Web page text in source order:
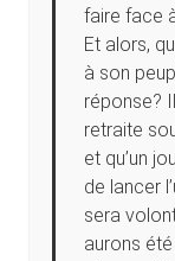
faire face
Et alors,
à son
réponse?
retraite
et qu’un
de lancer
sera
aurons été